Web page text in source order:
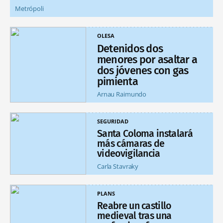
Metrópoli
OLESA
Detenidos dos
menores por asaltar a
dos jóvenes con gas
pimienta
Arnau Raimundo
SEGURIDAD
Santa Coloma instalará
más cámaras de
videovigilancia
Carla Stavraky
PLANS
Reabre un castillo
medieval tras una